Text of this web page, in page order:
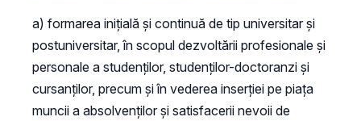
a) formarea iniţială şi continuă de tip universitar şi
postuniversitar, în scopul dezvoltării profesionale şi
personale a studenţilor, studenţilor-doctoranzi şi
cursanţilor, precum şi în vederea inserţiei pe piaţa
muncii a absolvenţilor şi satisfacerii nevoii de